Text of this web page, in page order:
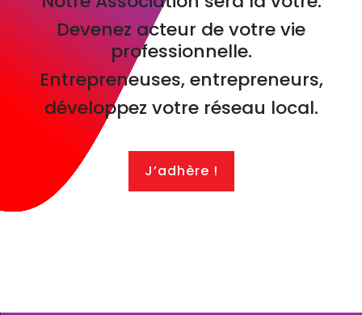
Devenez acteur de votre vie
professionnelle.
Entrepreneuses, entrepreneurs,
développez votre réseau local.
J’adhère !